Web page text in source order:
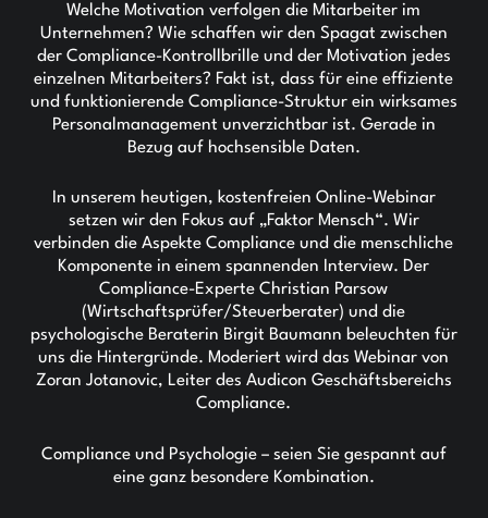
Welche Motivation verfolgen die Mitarbeiter im
Unternehmen? Wie schaffen wir den Spagat zwischen
der Compliance-Kontrollbrille und der Motivation jedes
einzelnen Mitarbeiters? Fakt ist, dass für eine effiziente
und funktionierende Compliance-Struktur ein wirksames
Personalmanagement unverzichtbar ist. Gerade in
Bezug auf hochsensible Daten.
In unserem heutigen, kostenfreien Online-Webinar
setzen wir den Fokus auf „Faktor Mensch“. Wir
verbinden die Aspekte Compliance und die menschliche
Komponente in einem spannenden Interview. Der
Compliance-Experte Christian Parsow
(Wirtschaftsprüfer/Steuerberater) und die
psychologische Beraterin Birgit Baumann beleuchten für
uns die Hintergründe. Moderiert wird das Webinar von
Zoran Jotanovic, Leiter des Audicon Geschäftsbereichs
Compliance.
Compliance und Psychologie – seien Sie gespannt auf
eine ganz besondere Kombination.